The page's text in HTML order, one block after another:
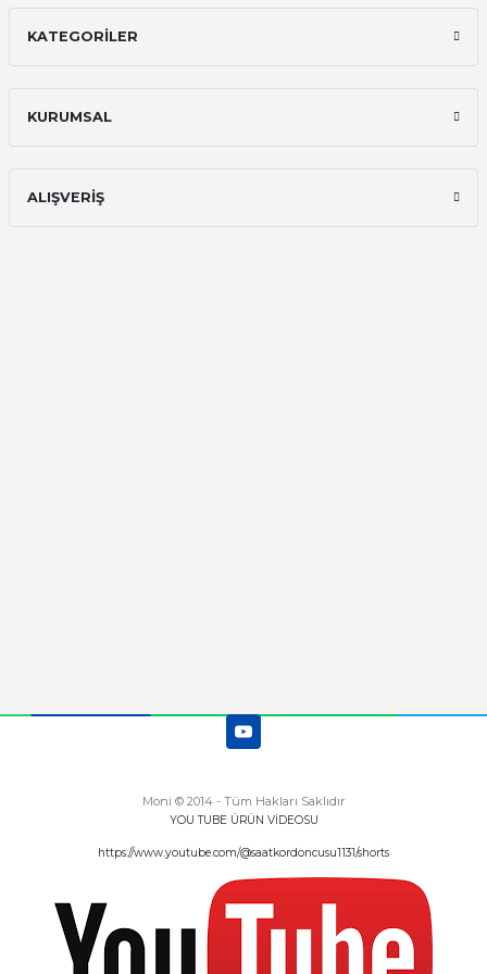
İlk defa alışveriş yaptım ve gayet
KATEGORİLER
KURUMSAL
ALIŞVERİŞ
Moni © 2014 - Tüm Hakları Saklıdır
YOU TUBE ÜRÜN VİDEOSU
https://www.youtube.com/@saatkordoncusu1131/shorts